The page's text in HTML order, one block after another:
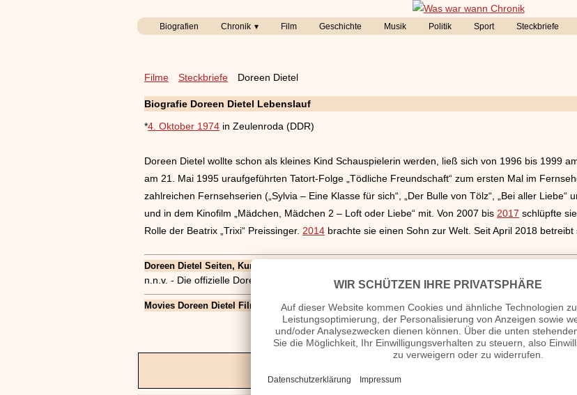
Biografien Chronik Film Geschichte Musik Politik Sport Steckbriefe
Filme Steckbriefe Doreen Dietel
Biografie Doreen Dietel Lebenslauf
*4. Oktober 1974 in Zeulenroda (DDR)
Doreen Dietel wollte schon als kleines Kind Schauspielerin werden, ließ sich von 1996 bis 1999
am 21. Mai 1995 uraufgeführten Tatort-Folge „Tödliche Freundschaft“ zum ersten Mal im
zahlreichen Fernsehserien („Sylvia – Eine Klasse für sich“, „Der Bulle von Tölz“, „Bei aller
und in dem Kinofilm „Mädchen, Mädchen 2 – Loft oder Liebe“ mit. Von 2007 bis 2017 schlüpfte
Rolle der Beatrix „Trixi“ Preissinger. 2014 brachte sie einen Sohn zur Welt. Seit April 2018
Doreen Dietel Seiten, Kurzbio, Familie, verheiratet, Herkunft etc.
n.n.v. - Die offizielle Doreen Dietel Homepage / Facebook / X / Instagram Seite
Movies Doreen Dietel Filme
| © 2013–2023 was-war-wann.de. Alle Rechte vorbehalten. |